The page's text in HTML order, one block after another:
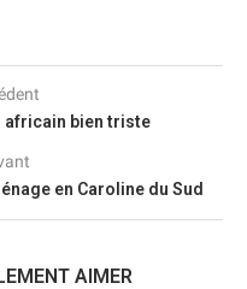
africain bien triste
en Caroline du Sud
AIMER